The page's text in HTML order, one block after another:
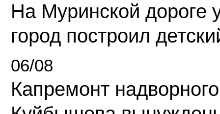
На Муринской дороге
город построил
06/08
Капремонт